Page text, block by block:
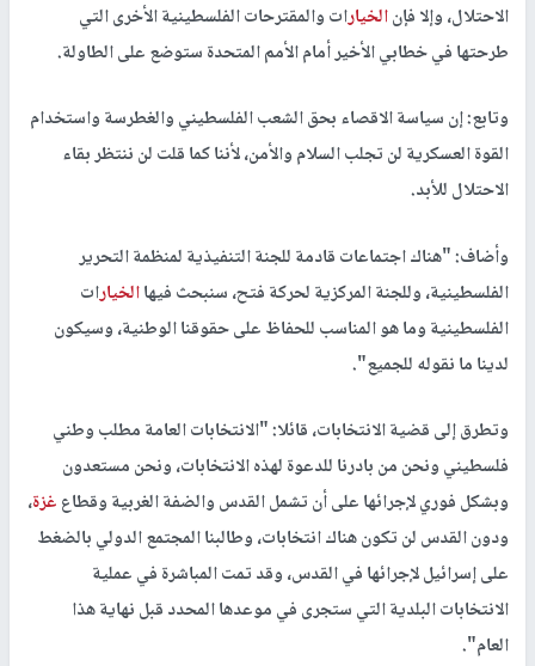
الاحتلال، وإلا فإنالخيارات والمقترحات الفلسطينية الأخرى التي
طرحتها في خطابي الأخير أمام الأمم المتحدة ستوضع على الطاولة.
وتابع: إن سياسة الاقصاء بحق الشعب الفلسطيني والغطرسة واستخدام
القوة العسكرية لن تجلب السلام والأمن، لأننا كما قلت لن ننتظر بقاء
الاحتلال للأبد.
وأضاف: "هناك اجتماعات قادمة للجنة التنفيذية لمنظمة التحرير
الفلسطينية، وللجنة المركزية لحركة فتح، سنبحث فيهاالخيارات
الفلسطينية وما هو المناسب للحفاظ على حقوقنا الوطنية، وسيكون
لدينا ما نقوله للجميع".
وتطرق إلى قضية الانتخابات، قائلا: "الانتخابات العامة مطلب وطني
فلسطيني ونحن من بادرنا للدعوة لهذه الانتخابات، ونحن مستعدون
وبشكل فوري لإجرائها على أن تشمل القدس والضفة الغربية وقطاعغزة،
ودون القدس لن تكون هناك انتخابات، وطالبنا المجتمع الدولي بالضغط
على إسرائيل لإجرائها في القدس، وقد تمت المباشرة في عملية
الانتخابات البلدية التي ستجرى في موعدها المحدد قبل نهاية هذا
العام".